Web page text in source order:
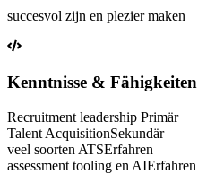
succesvol zijn en plezier maken
Kenntnisse & Fähigkeiten
Recruitment leadership Primär
Talent AcquisitionSekundär
veel soorten ATSErfahren
assessment tooling en AIErfahren